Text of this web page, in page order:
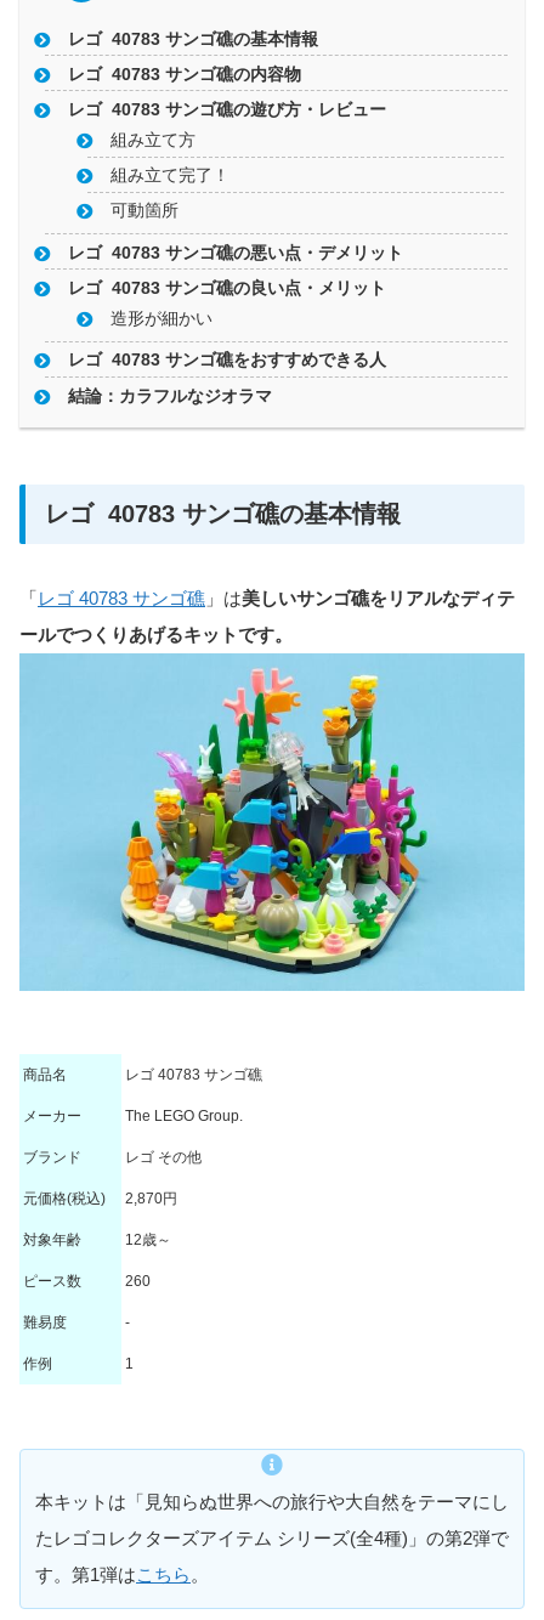
レゴ 40783 サンゴ礁の基本情報
レゴ 40783 サンゴ礁の内容物
レゴ 40783 サンゴ礁の遊び方・レビュー
組み立て方
組み立て完了！
可動箇所
レゴ 40783 サンゴ礁の悪い点・デメリット
レゴ 40783 サンゴ礁の良い点・メリット
造形が細かい
レゴ 40783 サンゴ礁をおすすめできる人
結論：カラフルなジオラマ
レゴ 40783 サンゴ礁の基本情報
「レゴ 40783 サンゴ礁 」は美しいサンゴ礁をリアルなディテ
ールでつくりあげるキットです。
商品名 レゴ 40783 サンゴ礁
メーカー The LEGO Group.
ブランド レゴ その他
元価格(税込) 2,870円
対象年齢 12歳～
ピース数 260
難易度 -
作例 1
本キットは「見知らぬ世界への旅行や大自然をテーマにし
たレゴコレクターズアイテム シリーズ(全4種)」の第2弾で
す。第1弾はこちら 。